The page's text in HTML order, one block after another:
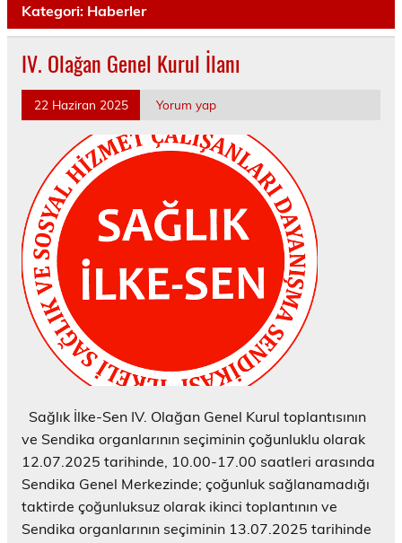
Kategori: Haberler
IV. Olağan Genel Kurul İlanı
22 Haziran 2025 Yorum yap
Sağlık İlke-Sen IV. Olağan Genel Kurul toplantısının
ve Sendika organlarının seçiminin çoğunluklu olarak
12.07.2025 tarihinde, 10.00-17.00 saatleri arasında
Sendika Genel Merkezinde; çoğunluk sağlanamadığı
taktirde çoğunluksuz olarak ikinci toplantının ve
Sendika organlarının seçiminin 13.07.2025 tarihinde